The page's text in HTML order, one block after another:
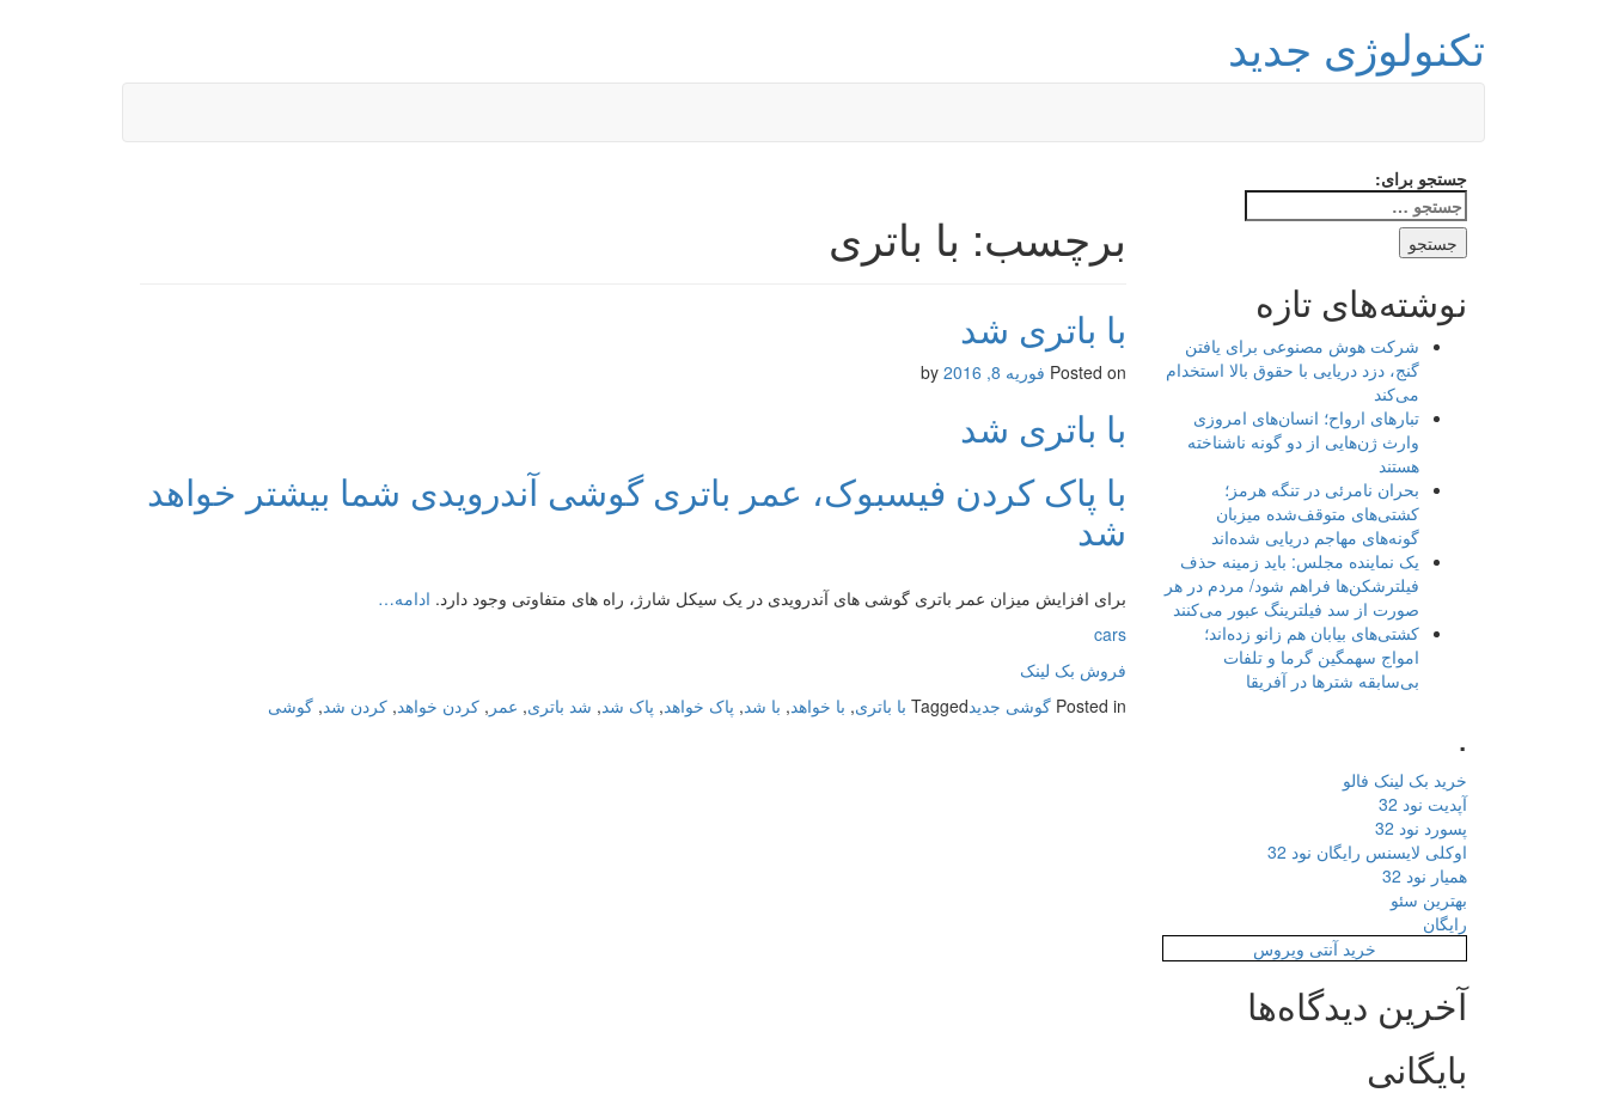
تکنولوژی جدید
برچسب: با باتری
با باتری شد
Posted on فوریه 8, 2016
با باتری شد
با پاک کردن فیسبوک، عمر باتری گوشی آندرویدی شما بیشتر خواهد
شد
برای افزایش میزان عمر باتری گوشی های آندرویدی در یک سیکل شارژ، راه های متفاوتی وجود دارد. ادامه…
cars
فروش بک لینک
Posted in گوشی جدیدTagged با باتری, با خواهد, با شد, پاک خواهد, پاک شد, شد باتری, عمر , کردن خواهد, کردن شد, گوشی
جستجو برای:
نوشته‌های تازه
شرکت هوش مصنوعی برای یافتن
گنج، دزد دریایی با حقوق بالا استخدام
می‌کند
تبارهای ارواح؛ انسان‌های امروزی
وارث ژن‌هایی از دو گونه ناشناخته
هستند
بحران نامرئی در تنگه هرمز؛
کشتی‌های متوقف‌شده میزبان
گونه‌های مهاجم دریایی شده‌اند
یک نماینده مجلس: باید زمینه حذف
فیلترشکن‌ها فراهم شود/ مردم در هر
صورت از سد فیلترینگ عبور می‌کنند
کشتی‌های بیابان هم زانو زده‌اند؛
امواج سهمگین گرما و تلفات
بی‌سابقه شترها در آفریقا
.
خرید بک لینک فالو
آپدیت نود 32
پسورد نود 32
اوکلی لایسنس رایگان نود 32
همیار نود 32
بهترین سئو
رایگان
خرید آنتی ویروس
آخرین دیدگاه‌ها
بایگانی